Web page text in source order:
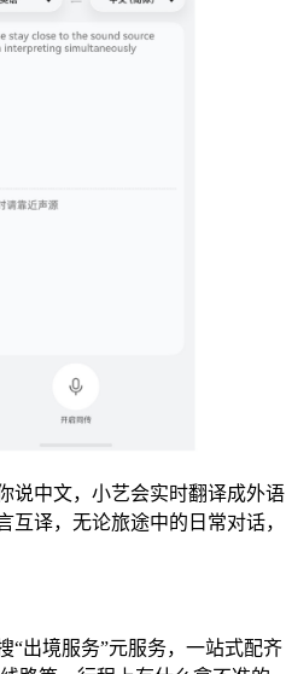
说中文，小艺会实时翻译成外语
译，无论旅途中的日常对话，
“出境服务”元服务，一站式配齐